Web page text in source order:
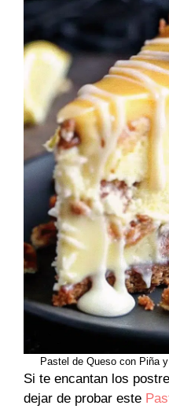
Pastel de Queso con Piña
Si te encantan los
dejar de probar este